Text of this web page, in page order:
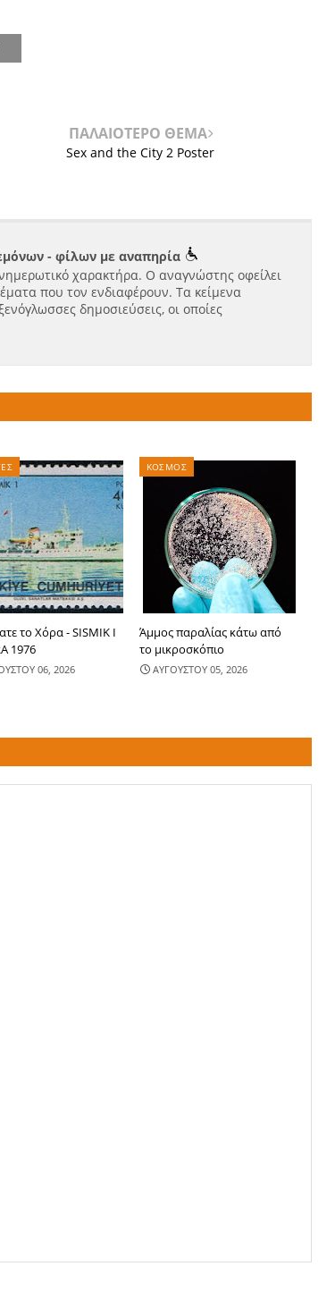
ΠΑΛΑΙΟΤΕΡΟ ΘΕΜΑ
Sex and the City 2 Poster
- φίλων με αναπηρία
χαρακτήρα. Ο αναγνώστης οφείλει
που τον ενδιαφέρουν. Τα κείμενα
δημοσιεύσεις, οι οποίες
το Χόρα - SISMIK I
1976
06, 2026
ΚΟΣΜΟΣ
Άμμος παραλίας κάτω από
το μικροσκόπιο
ΑΥΓΟΥΣΤΟΥ 05, 2026